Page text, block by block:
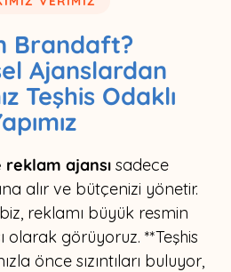
Brandaft?
Ajanslardan
Teşhis Odaklı
reklam ajansı sadece
alır ve bütçenizi yönetir.
reklamı büyük resmin
olarak görüyoruz. **Teşhis
önce sızıntıları buluyor,